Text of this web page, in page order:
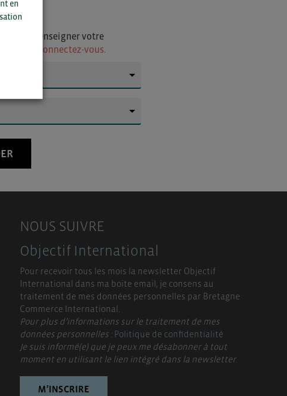
de renseigner votre
ou connectez-vous.
NOUS SUIVRE
Objectif International
Pour recevoir tous les mois la newsletter Objectif
International dans ma boite email, je consens au
traitement de mes données personnelles par Bretagne
Commerce International.
Pour plus d’informations sur le traitement de mes
données personnelles :Politique de confidentialité
Je suis informé(e) que je peux me désabonner à tout
moment en utilisant le lien intégré dans la newsletter.
M’INSCRIRE
en